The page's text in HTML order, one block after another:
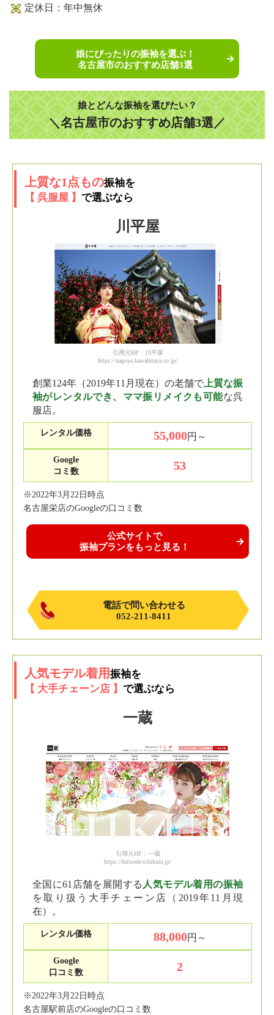
定休日：年中無休
娘にぴったりの振袖を選ぶ！
名古屋市のおすすめ店舗3選
娘とどんな振袖を選びたい？
＼名古屋市のおすすめ店舗3選／
上質な1点もの振袖を
【 呉服屋 】 で選ぶなら
川平屋
引用元HP：川平屋
https://nagoya.kawahiraya.co.jp/
創業124年（2019年11月現在）の老舗で 上質な振
袖がレンタルでき、ママ振リメイクも可能な呉
服店。
レンタル価格 55,000円～
Google
コミ数
53
※2022年3月22日時点
名古屋栄店のGoogleの口コミ数
公式サイトで
振袖プランをもっと見る！
電話で問い合わせる
052-211-8411
人気モデル着用振袖を
【 大手チェーン店 】 で選ぶなら
一蔵
引用元HP：一蔵
https://furisode-ichikura.jp/
全国に61店舗を展開する 人気モデル着用の振袖
を取り扱う大手チェーン店（2019年11月現
在）。
レンタル価格 88,000円～
Google
口コミ数
2
※2022年3月22日時点
名古屋駅前店のGoogleの口コミ数